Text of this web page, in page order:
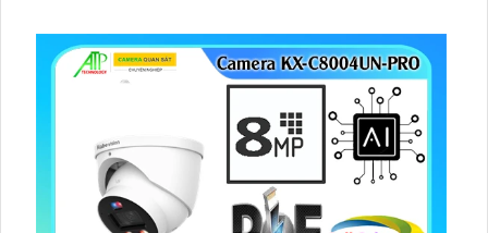
đẹp tươi